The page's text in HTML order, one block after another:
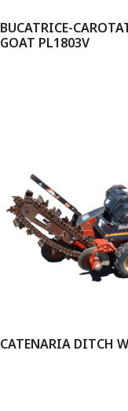
BUCATRICE-
GOAT PL1803V
CATENARIA DITCH